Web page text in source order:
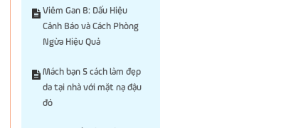
Viêm Gan B: Dấu Hiệu
Cảnh Báo và Cách Phòng
Ngừa Hiệu Quả
Mách bạn 5 cách làm đẹp
da tại nhà với mặt nạ đậu
đỏ